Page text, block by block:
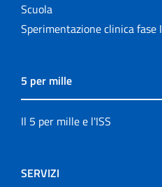
Scuola
Sperimentazione clinica fase I
5 per mille
Il 5 per mille e l'ISS
SERVIZI